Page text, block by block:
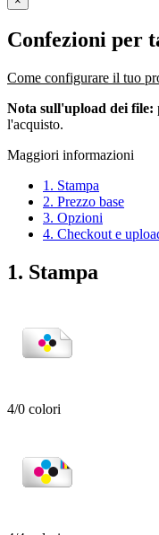
Confezioni per
Come configurare il tuo
Nota sull'upload dei file:
l'acquisto.
Maggiori informazioni
1. Stampa
2. Prezzo base
3. Opzioni
4. Checkout e
1. Stampa
4/0 colori